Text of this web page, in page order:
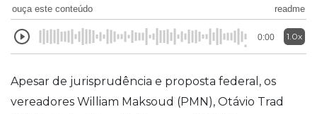
ouça este conteúdo readme
0:00 1.0x
Apesar de jurisprudência e proposta federal, os
vereadores William Maksoud (PMN), Otávio Trad